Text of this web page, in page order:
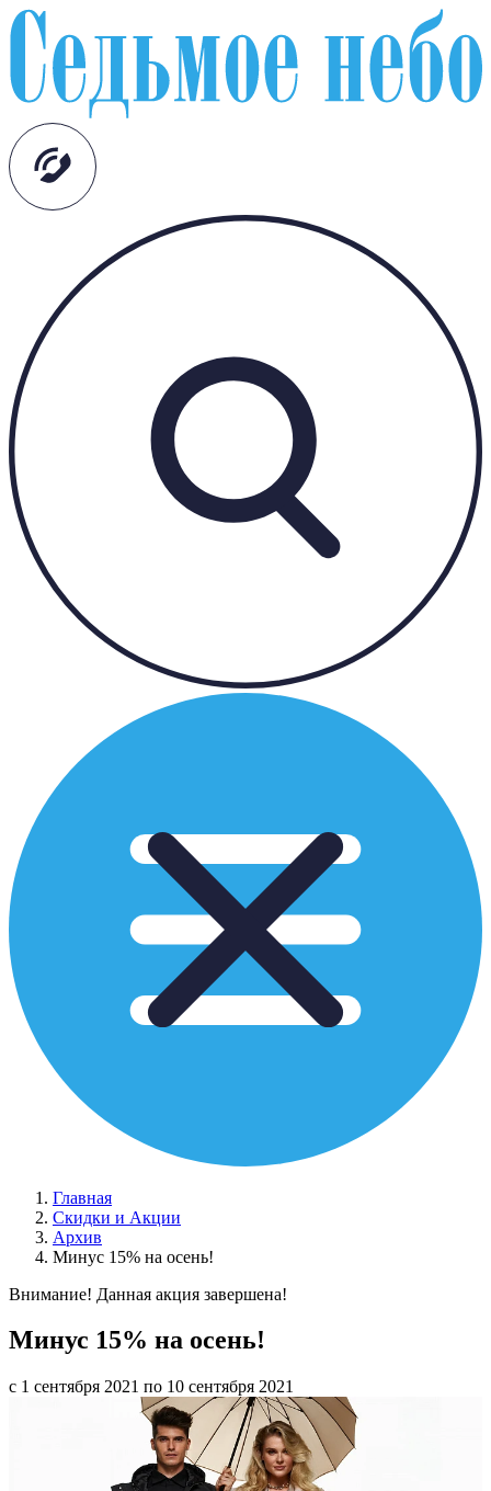
Главная
Скидки и Акции
Архив
Минус 15% на осень!
Внимание! Данная акция завершена!
Минус 15% на осень!
с 1 сентября 2021 по 10 сентября 2021